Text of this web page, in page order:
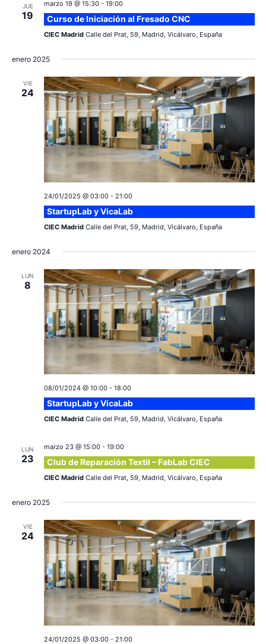
JUE
19
marzo 19 @ 15:30- 19:00
Curso de Iniciación al Fresado CNC
CIEC Madrid Calle del Prat, 59, Madrid, Vicálvaro, España
enero 2025
VIE
24
24/01/2025 @ 03:00- 21:00
StartupLab y VicaLab
CIEC Madrid Calle del Prat, 59, Madrid, Vicálvaro, España
enero 2024
LUN
8
08/01/2024 @ 10:00- 18:00
StartupLab y VicaLab
CIEC Madrid Calle del Prat, 59, Madrid, Vicálvaro, España
LUN
23
marzo 23 @ 15:00- 19:00
Club de Reparación Textil – FabLab CIEC
CIEC Madrid Calle del Prat, 59, Madrid, Vicálvaro, España
enero 2025
VIE
24
24/01/2025 @ 03:00- 21:00